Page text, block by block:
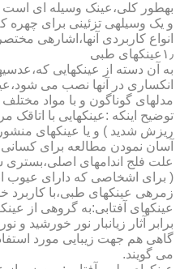
به­طور کلی،عینک وسیله ای است
و یک وسیله­ی تزئینی برای چهره
انواع کاربردی آنها،اشاره­ی
۱٫عینکهای طبی
به آن دسته از عینکهایی
انکساری در آنها نصب می
مدلهای گوناگون و با مواد
توضیح اینکه :عینکهایی با
ریزش شدید ) و یا عینکهای
آسان نمودن مطالعه برای
علت فلج اندامهای
( برای اشخاصی که دارای عیوب
زمره­ی عینکهای طبی،با
عینکهای آفتابی:به گروهی از
برابر آثار زیانبار نور خورشید
گاهی هم جهت زیبایی مورد
می گویند.